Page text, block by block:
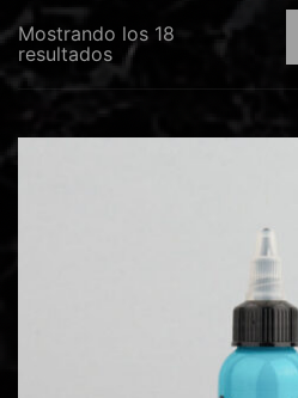
Mostrando los 18
resultados